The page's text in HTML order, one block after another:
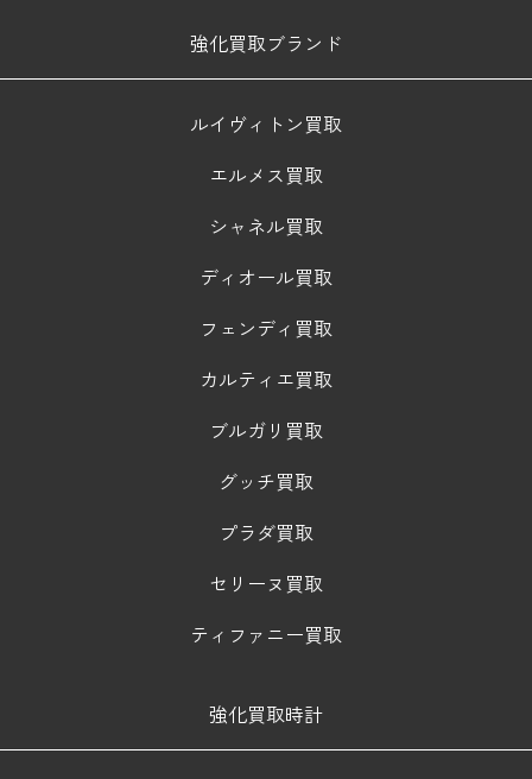
強化買取ブランド
ルイヴィトン買取
エルメス買取
シャネル買取
ディオール買取
フェンディ買取
カルティエ買取
ブルガリ買取
グッチ買取
プラダ買取
セリーヌ買取
ティファニー買取
強化買取時計